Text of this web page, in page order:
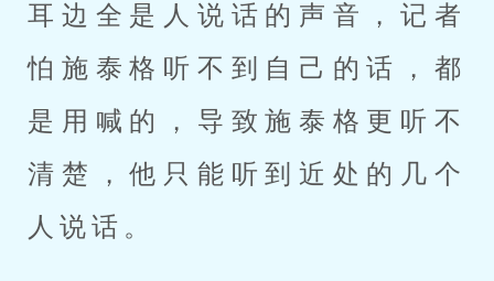
耳边全是人说话的声音，记者
怕施泰格听不到自己的话，都
是用喊的，导致施泰格更听不
清楚，他只能听到近处的几个
人说话。